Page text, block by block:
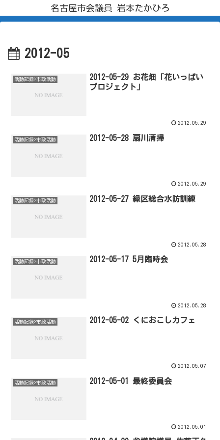
名古屋市会議員 岩本たかひろ
2012-05
活動記録>市政活動
2012-05-29 お花畑「花いっぱい
プロジェクト」
2012.05.29
活動記録>市政活動 2012-05-28 扇川清掃
2012.05.29
活動記録>市政活動 2012-05-27 緑区総合水防訓練
2012.05.28
活動記録>市政活動 2012-05-17 5月臨時会
2012.05.28
活動記録>市政活動 2012-05-02 くにおこしカフェ
2012.05.07
活動記録>市政活動 2012-05-01 最終委員会
2012.05.01